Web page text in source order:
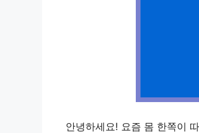
안녕하세요! 요즘 몸 한쪽이